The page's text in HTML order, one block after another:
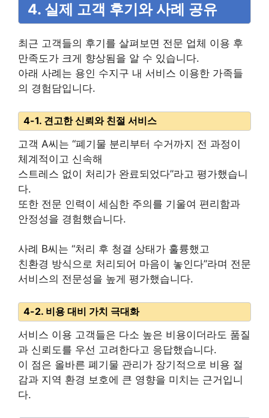
4. 실제 고객 후기와 사례 공유
최근 고객들의 후기를 살펴보면 전문 업체 이용 후
만족도가 크게 향상됨을 알 수 있습니다.
아래 사례는 용인 수지구 내 서비스 이용한 가족들
의 경험담입니다.
4-1. 견고한 신뢰와 친절 서비스
고객 A씨는 “폐기물 분리부터 수거까지 전 과정이
체계적이고 신속해
스트레스 없이 처리가 완료되었다”라고 평가했습니
다.
또한 전문 인력이 세심한 주의를 기울여 편리함과
안정성을 경험했습니다.
사례 B씨는 “처리 후 청결 상태가 훌륭했고
친환경 방식으로 처리되어 마음이 놓인다”라며 전문
서비스의 전문성을 높게 평가했습니다.
4-2. 비용 대비 가치 극대화
서비스 이용 고객들은 다소 높은 비용이더라도 품질
과 신뢰도를 우선 고려한다고 응답했습니다.
이 점은 올바른 폐기물 관리가 장기적으로 비용 절
감과 지역 환경 보호에 큰 영향을 미치는 근거입니
다.